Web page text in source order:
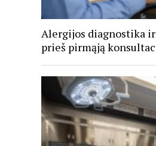
Alergijos diagnostika
prieš pirmąją